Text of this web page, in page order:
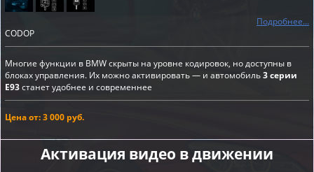
Подробнее...
CODOP
Многие функции в BMW скрыты на уровне кодировок, но доступны в
блоках управления. Их можно активировать — и автомобиль3 серии
E93станет удобнее и современнее
Цена от: 3 000 руб.
Активация видео в движении